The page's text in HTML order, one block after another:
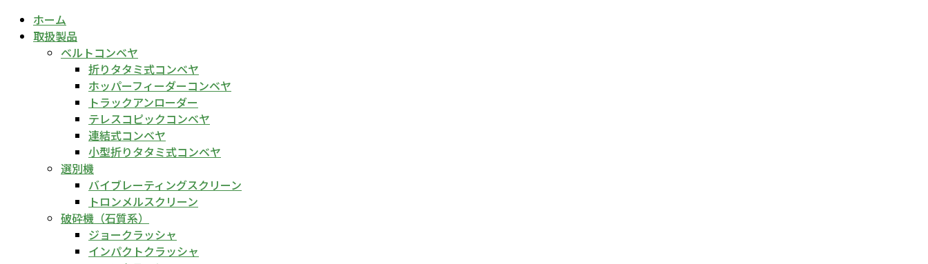
ホーム
取扱製品
ベルトコンベヤ
折りタタミ式コンベヤ
ホッパーフィーダーコンベヤ
トラックアンローダー
テレスコピックコンベヤ
連結式コンベヤ
小型折りタタミ式コンベヤ
選別機
バイブレーティングスクリーン
トロンメルスクリーン
破砕機（石質系）
ジョークラッシャ
インパクトクラッシャ